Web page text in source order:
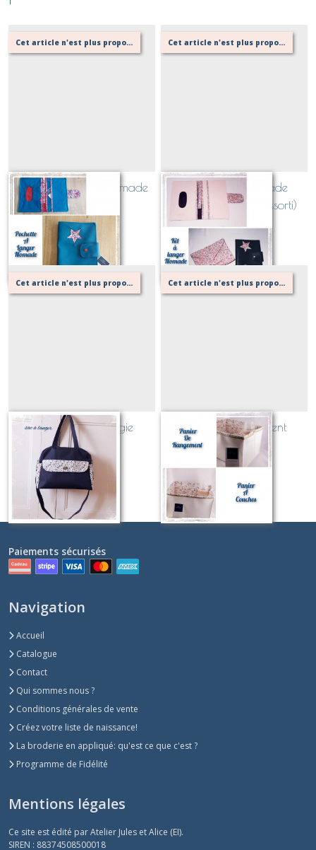
Cet article n'est plus proposé, retournez au menu principal ou contactez moi!
Pochette à langer nomade
Sur demande
Cet article n'est plus proposé, retournez au menu principal ou contactez moi!
Kit à langer nomade
(pochette et tapis assorti)
Sur demande
Cet article n'est plus proposé, retournez au menu principal ou contactez moi!
Sac à langer Boogie
Sur demande
Cet article n'est plus proposé, retournez au menu principal ou contactez moi!
Panier de rangement
Sur demande
Paiements sécurisés
Navigation
Accueil
Catalogue
Contact
Qui sommes nous ?
Conditions générales de vente
Créez votre liste de naissance!
La broderie en appliqué: qu'est ce que c'est ?
Programme de Fidélité
Mentions légales
Ce site est édité par Atelier Jules et Alice (EI).
SIREN : 88374508500018